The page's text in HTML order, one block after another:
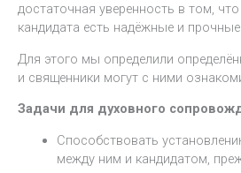
достаточная уверенность в том,
кандидата есть надёжные и
Для этого мы определили
и священники могут с ними
Задачи для духовного
Способствовать
между ним и кандидатом,